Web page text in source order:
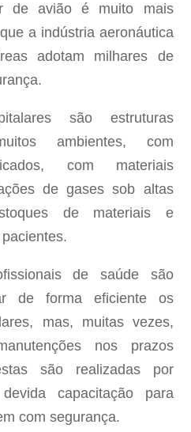
de avião é muito mais
a indústria aeronáutica
adotam milhares de
são estruturas
ambientes, com
com materiais
de gases sob altas
de materiais e
de saúde são
de forma eficiente os
mas, muitas vezes,
nos prazos
são realizadas por
capacitação para
com segurança.